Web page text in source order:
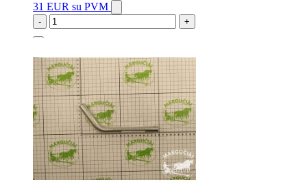
31 EUR su PVM
- +